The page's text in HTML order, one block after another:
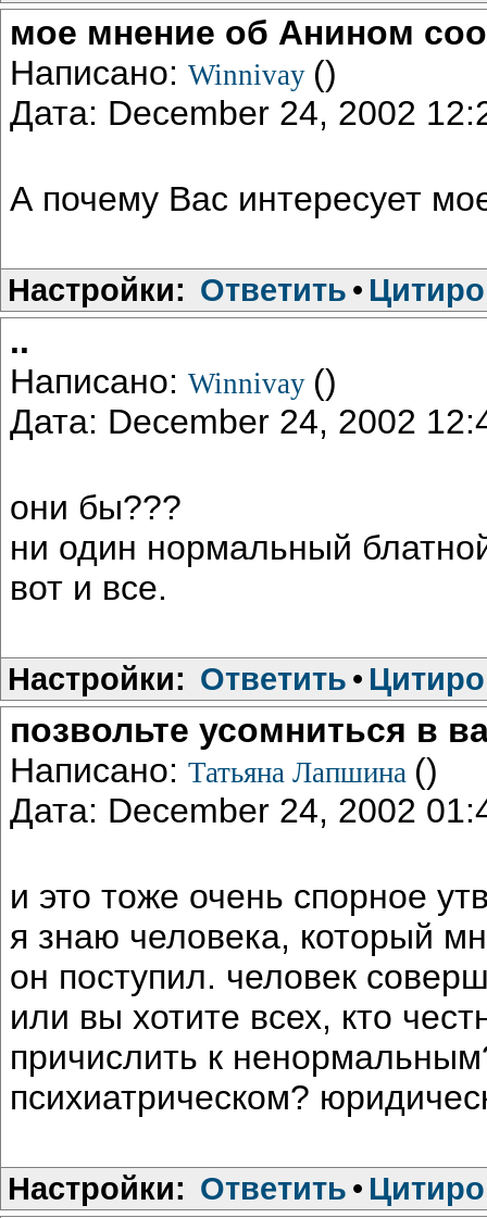
мое мнение об Анином
Написано: Winnivay ()
Дата: December 24, 2002
А почему Вас интересует
Настройки: Ответить •
..
Написано: Winnivay ()
Дата: December 24, 2002
они бы???
ни один нормальный
вот и все.
Настройки: Ответить •
позвольте усомниться в
Написано: Татьяна Лапшина ()
Дата: December 24, 2002
и это тоже очень спорное
я знаю человека, который
он поступил. человек
или вы хотите всех, кто
причислить к
психиатрическом?
Настройки: Ответить •